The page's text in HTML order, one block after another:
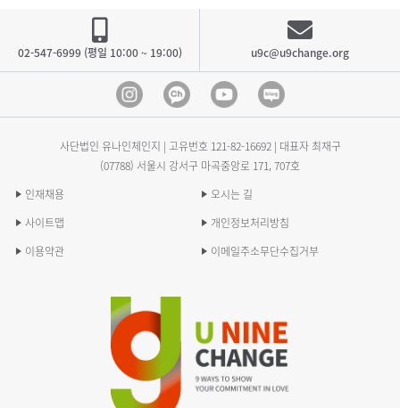
02-547-6999 (평일 10:00 ~ 19:00) u9c@u9change.org
InstagramKakao Channel
Youtube blog
사단법인 유나인체인지 | 고유번호 121-82-16692| 대표자 최재구
(07788) 서울시 강서구 마곡중앙로 171, 707호
인재채용
오시는 길
사이트맵
개인정보처리방침
이용약관
이메일주소무단수집거부